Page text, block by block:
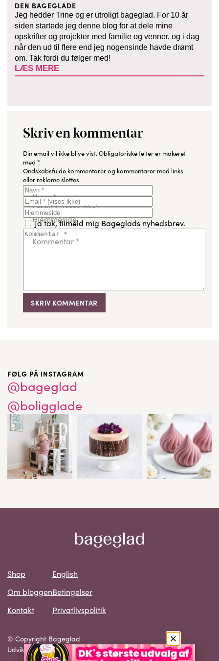
DEN BAGEGLADE
Jeg hedder Trine og er utroligt bageglad. For 10 år
siden startede jeg denne blog for at dele mine
opskrifter og projekter med familie og venner, og i dag
når den ud til flere end jeg nogensinde havde drømt
om. Tak fordi du følger med!
LÆS MERE
Skriv en kommentar
Din email vil ikke blive vist.Obligatoriske felter er makeret
med *.
Ondskabsfulde kommentarer og kommentarer med links
eller reklame slettes.
Navn*
Email*(vises ikke)
Hjemmeside
Ja tak, tilmeld mig Bageglads nyhedsbrev.
Kommentar *
FØLG PÅ INSTAGRAM
@bageglad
@boligglade
Shop
Om bloggen
Kontakt
English
Betingelser
Privatlivspolitik
© Copyright Bageglad
Udvikling: SMB Solutions ApS